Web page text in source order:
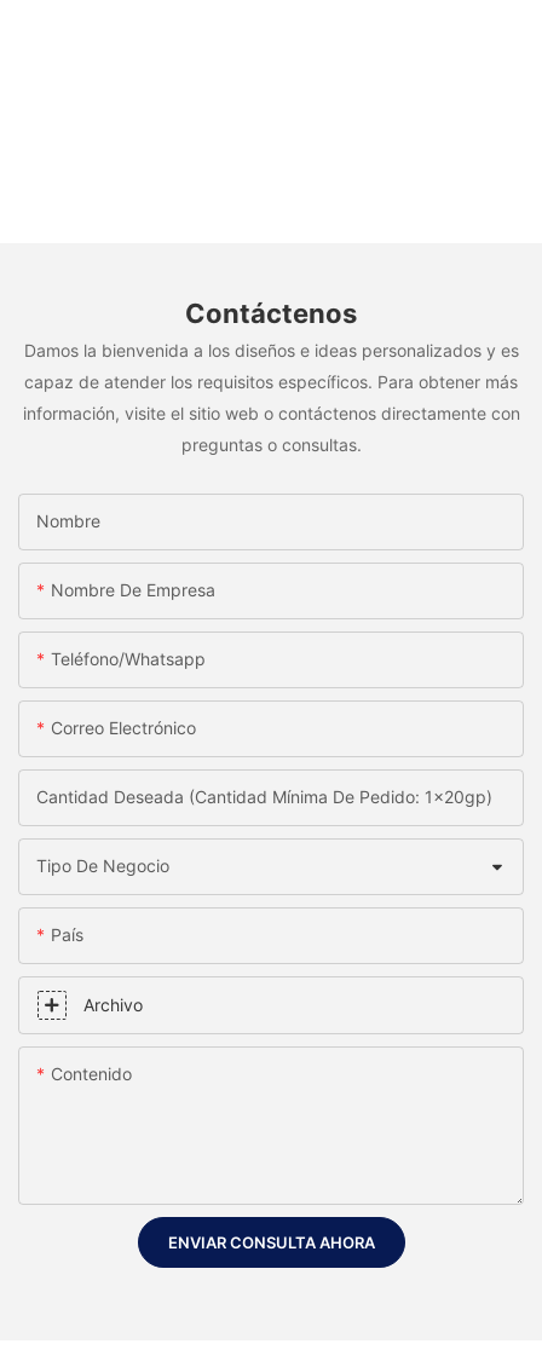
Contáctenos
Damos la bienvenida a los diseños e ideas personalizados y es
capaz de atender los requisitos específicos. Para obtener más
información, visite el sitio web o contáctenos directamente con
preguntas o consultas.
Nombre
Nombre De Empresa
Teléfono/whatsapp
Correo Electrónico
Cantidad Deseada (Cantidad Mínima De Pedido: 1x20gp)
Tipo De Negocio
País
Archivo
Contenido
ENVIAR CONSULTA AHORA